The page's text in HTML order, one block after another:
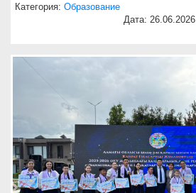
Категория: Образование
Дата: 26.06.2026